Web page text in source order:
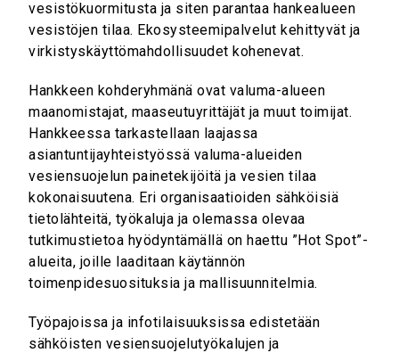
vesistökuormitusta ja siten parantaa hankealueen
vesistöjen tilaa. Ekosysteemipalvelut kehittyvät ja
virkistyskäyttömahdollisuudet kohenevat.
Hankkeen kohderyhmänä ovat valuma-alueen
maanomistajat, maaseutuyrittäjät ja muut toimijat.
Hankkeessa tarkastellaan laajassa
asiantuntijayhteistyössä valuma-alueiden
vesiensuojelun painetekijöitä ja vesien tilaa
kokonaisuutena. Eri organisaatioiden sähköisiä
tietolähteitä, työkaluja ja olemassa olevaa
tutkimustietoa hyödyntämällä on haettu ”Hot Spot”-
alueita, joille laaditaan käytännön
toimenpidesuosituksia ja mallisuunnitelmia.
Työpajoissa ja infotilaisuuksissa edistetään
sähköisten vesiensuojelutyökalujen ja